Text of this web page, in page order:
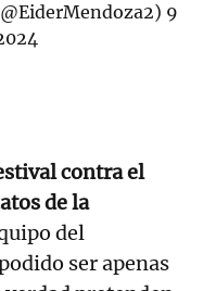
9
contra el
de la
del
ser apenas